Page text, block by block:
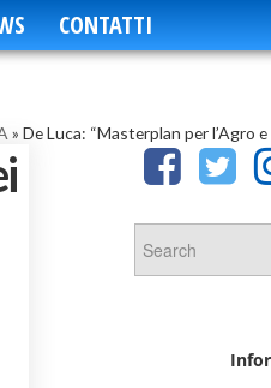
CONTATTI
» De Luca: “Masterplan per l’Agro